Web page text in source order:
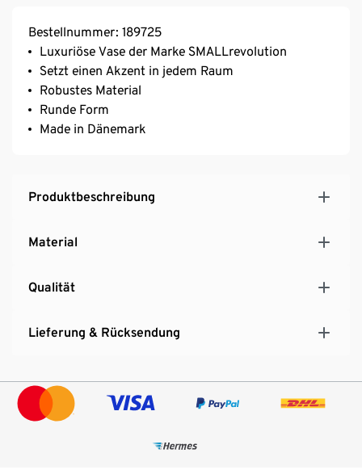
Bestellnummer: 189725
Luxuriöse Vase der Marke SMALLrevolution
Setzt einen Akzent in jedem Raum
Robustes Material
Runde Form
Made in Dänemark
Produktbeschreibung
Material
Qualität
Lieferung & Rücksendung